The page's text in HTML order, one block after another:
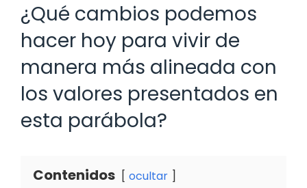
¿Qué cambios podemos
hacer hoy para vivir de
manera más alineada con
los valores presentados en
esta parábola?
Contenidos ocultar